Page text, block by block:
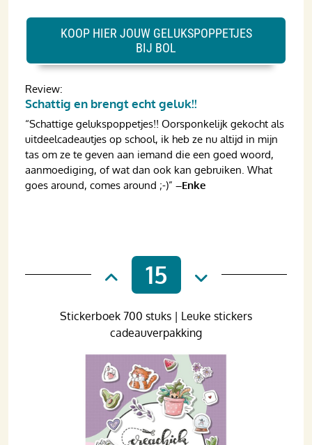
Review:
Schattig en brengt echt geluk!!
“Schattige gelukspoppetjes!! Oorsponkelijk gekocht als
uitdeelcadeautjes op school, ik heb ze nu altijd in mijn
tas om ze te geven aan iemand die een goed woord,
aanmoediging, of wat dan ook kan gebruiken. What
goes around, comes around ;-)” –Enke
KOOP HIER JOUW GELUKSPOPPETJES
BIJ BOL
15
Stickerboek 700 stuks | Leuke stickers
cadeauverpakking